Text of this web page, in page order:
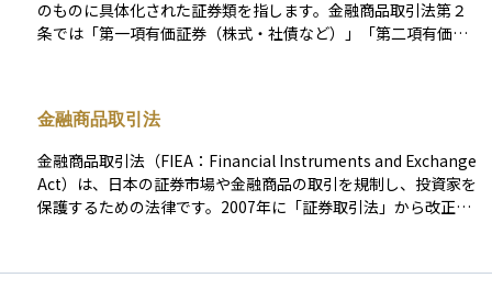
のものに具体化された証券類を指します。金融商品取引法第２
条では「第一項有価証券（株式・社債など）」「第二項有価証
家が実物の証券を受け取る場面はほとんどありません。 有価証
券は、大きく ①資金調達・投資対象としての証券 と ②決済・
信用補完を目的とする証券 に分けられます。前者には株式、社
債、国債、投資信託受益証券、ETF（Exchange Traded Fund
〈上場投資信託〉）などが含まれ、保有者は配当金や利息、値
金融商品取引法
金融商品取引法（FIEA：Financial Instruments and Exchange
Act）は、日本の証券市場や金融商品の取引を規制し、投資家を
保護するための法律です。2007年に「証券取引法」から改正・
物・オプション取引）、暗号資産関連商品など、幅広い金融商